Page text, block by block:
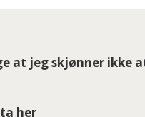
at jeg skjønner ikke
her